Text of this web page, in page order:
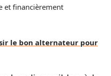
et financièrement
le bon alternateur pour